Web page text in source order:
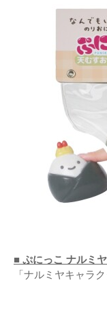
■ ぷにっこ ナルミ
「ナルミヤキャラ